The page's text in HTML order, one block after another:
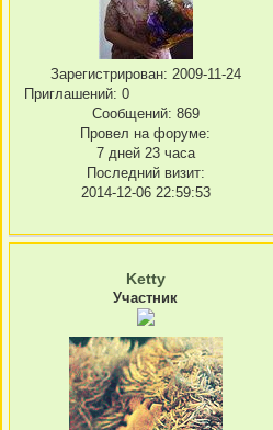
Зарегистрирован: 2009-11-24
Приглашений: 0
Сообщений: 869
Провел на форуме:
7 дней 23 часа
Последний визит:
2014-12-06 22:59:53
Ketty
Участник